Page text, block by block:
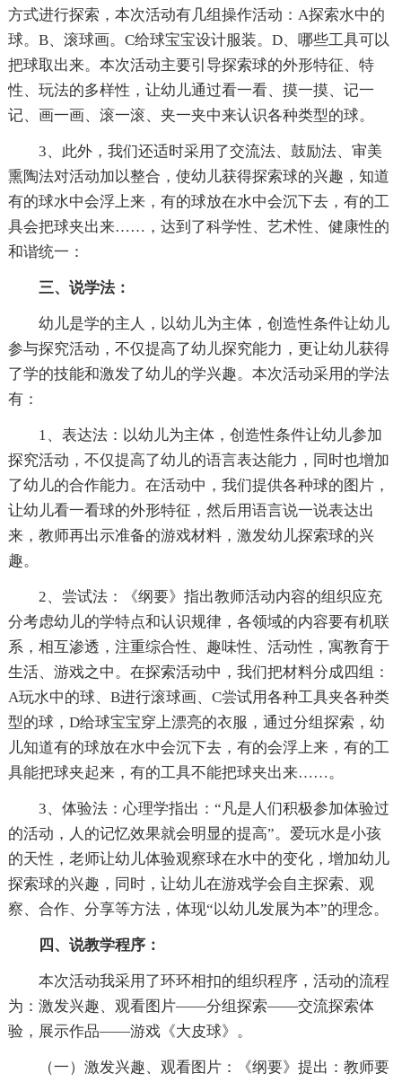
方式进行探索，本次活动有几组操作活动：A探索水中的
球。B、滚球画。C给球宝宝设计服装。D、哪些工具可以
把球取出来。本次活动主要引导探索球的外形特征、特
性、玩法的多样性，让幼儿通过看一看、摸一摸、记一
记、画一画、滚一滚、夹一夹中来认识各种类型的球。
3、此外，我们还适时采用了交流法、鼓励法、审美
熏陶法对活动加以整合，使幼儿获得探索球的兴趣，知道
有的球水中会浮上来，有的球放在水中会沉下去，有的工
具会把球夹出来……，达到了科学性、艺术性、健康性的
和谐统一：
三、说学法：
幼儿是学的主人，以幼儿为主体，创造性条件让幼儿
参与探究活动，不仅提高了幼儿探究能力，更让幼儿获得
了学的技能和激发了幼儿的学兴趣。本次活动采用的学法
有：
1、表达法：以幼儿为主体，创造性条件让幼儿参加
探究活动，不仅提高了幼儿的语言表达能力，同时也增加
了幼儿的合作能力。在活动中，我们提供各种球的图片，
让幼儿看一看球的外形特征，然后用语言说一说表达出
来，教师再出示准备的游戏材料，激发幼儿探索球的兴
趣。
2、尝试法：《纲要》指出教师活动内容的组织应充
分考虑幼儿的学特点和认识规律，各领域的内容要有机联
系，相互渗透，注重综合性、趣味性、活动性，寓教育于
生活、游戏之中。在探索活动中，我们把材料分成四组：
A玩水中的球、B进行滚球画、C尝试用各种工具夹各种类
型的球，D给球宝宝穿上漂亮的衣服，通过分组探索，幼
儿知道有的球放在水中会沉下去，有的会浮上来，有的工
具能把球夹起来，有的工具不能把球夹出来……。
3、体验法：心理学指出：“凡是人们积极参加体验过
的活动，人的记忆效果就会明显的提高”。爱玩水是小孩
的天性，老师让幼儿体验观察球在水中的变化，增加幼儿
探索球的兴趣，同时，让幼儿在游戏学会自主探索、观
察、合作、分享等方法，体现“以幼儿发展为本”的理念。
四、说教学程序：
本次活动我采用了环环相扣的组织程序，活动的流程
为：激发兴趣、观看图片——分组探索——交流探索体
验，展示作品——游戏《大皮球》。
（一）激发兴趣、观看图片：《纲要》提出：教师要